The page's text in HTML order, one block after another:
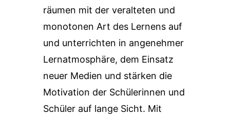
räumen mit der veralteten und
monotonen Art des Lernens auf
und unterrichten in angenehmer
Lernatmosphäre, dem Einsatz
neuer Medien und stärken die
Motivation der Schülerinnen und
Schüler auf lange Sicht. Mit